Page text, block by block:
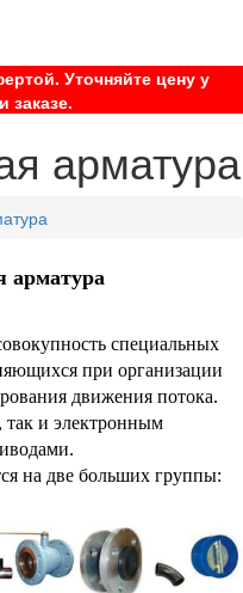
Уточняйте цену у
заказе.
арматура
арматура
специальных
при организации
движения потока.
и электронным
на две больших группы: